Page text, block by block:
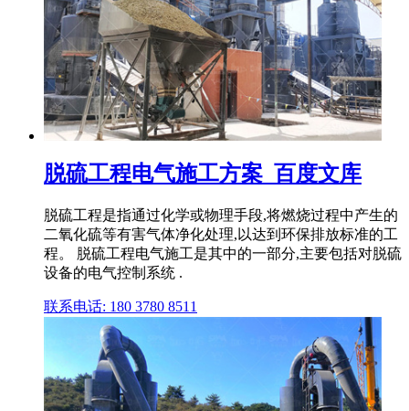
脱硫工程电气施工方案_百度文库
脱硫工程是指通过化学或物理手段,将燃烧过程中产生的
二氧化硫等有害气体净化处理,以达到环保排放标准的工
程。 脱硫工程电气施工是其中的一部分,主要包括对脱硫
设备的电气控制系统 .
联系电话: 180 3780 8511